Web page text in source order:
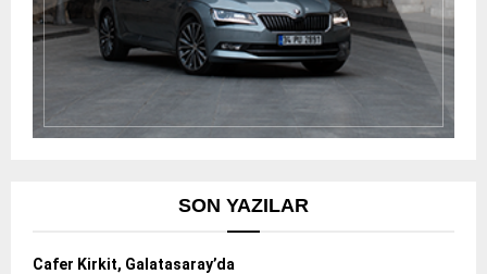
SON YAZILAR
Cafer Kirkit, Galatasaray’da